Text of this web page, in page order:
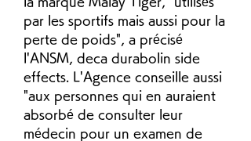
par les sportifs mais aussi pour la
perte de poids", a précisé
l'ANSM, deca durabolin side
effects. L'Agence conseille aussi
"aux personnes qui en auraient
absorbé de consulter leur
médecin pour un examen de